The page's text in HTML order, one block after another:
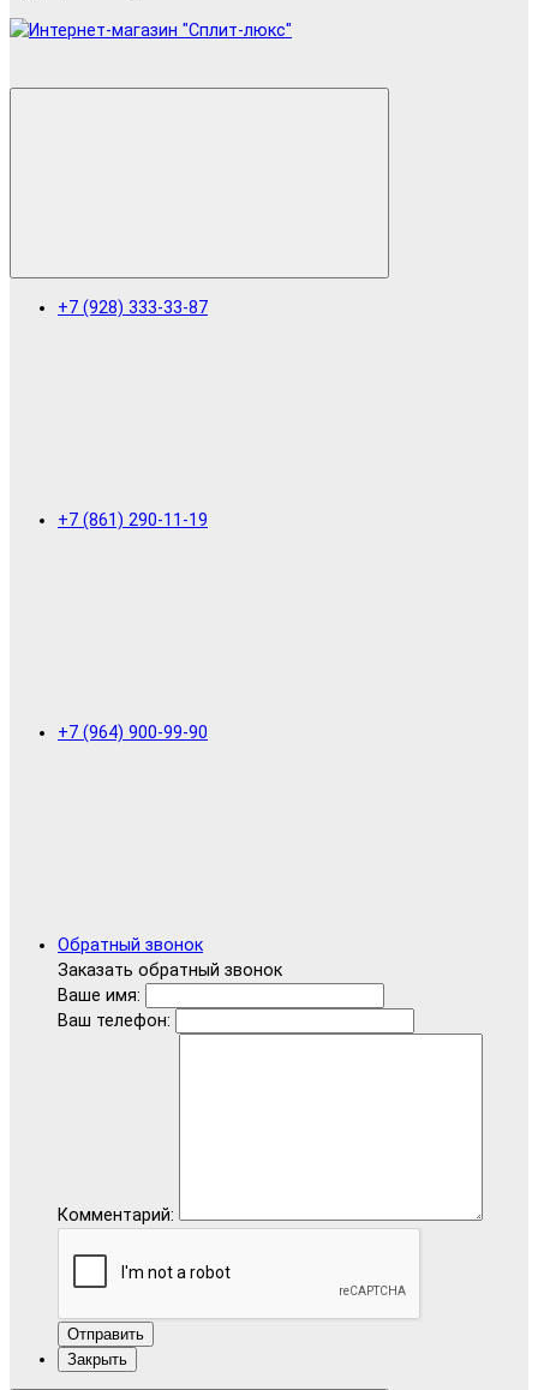
+7 (928) 333-33-87
+7 (861) 290-11-19
+7 (964) 900-99-90
Обратный звонок
Заказать обратный звонок
Ваше имя:
Ваш телефон:
Комментарий:
Отправить
Закрыть